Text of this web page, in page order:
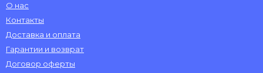
О нас
Контакты
Доставка и оплата
Гарантии и возврат
Договор оферты